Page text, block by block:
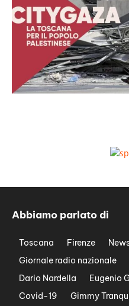
Abbiamo parlato di
Toscana Firenze
Giornale radio nazionale
Dario Nardella
Eugenio
Covid-19
Gimmy